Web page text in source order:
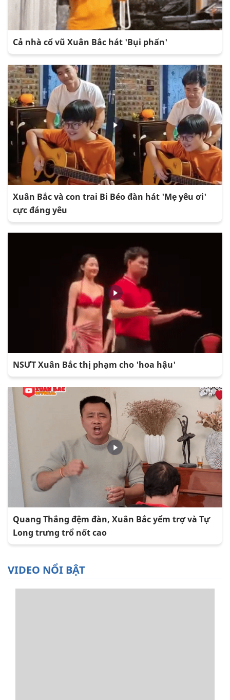
Cả nhà cổ vũ Xuân Bắc hát 'Bụi phấn'
Xuân Bắc và con trai Bi Béo đàn hát 'Mẹ yêu ơi'
cực đáng yêu
NSƯT Xuân Bắc thị phạm cho 'hoa hậu'
Quang Thắng đệm đàn, Xuân Bắc yểm trợ và Tự
Long trưng trổ nốt cao
VIDEO NỔI BẬT